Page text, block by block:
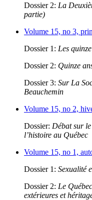
Dossier 2: La
partie)
Volume 15, no 3,
Dossier 1: Les
Dossier 2: Quinze
Dossier 3: Sur La
Beauchemin
Volume 15, no 2,
Dossier: Débat sur
l’histoire au Québec
Volume 15, no 1,
Dossier 1: Sexualité
Dossier 2: Le
extérieures et